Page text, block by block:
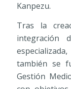
Kanpezu.
Tras la
integración
también se
Gestión